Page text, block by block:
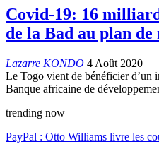
Covid-19: 16
de la Bad au plan de
Lazarre KONDO 4 Août 2020
Le Togo vient de bénéficier d’un
Banque africaine de
trending now
PayPal : Otto Williams livre les